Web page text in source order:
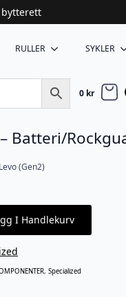
RULLER SYKLER
0 kr
Batteri/
(Gen2)
I Handlekurv
, Specialized